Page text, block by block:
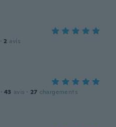
· 2 avis
· 43 avis · 27 chargements